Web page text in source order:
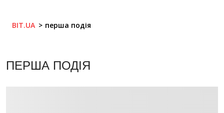
BIT.UA перша подія
ПЕРША ПОДІЯ